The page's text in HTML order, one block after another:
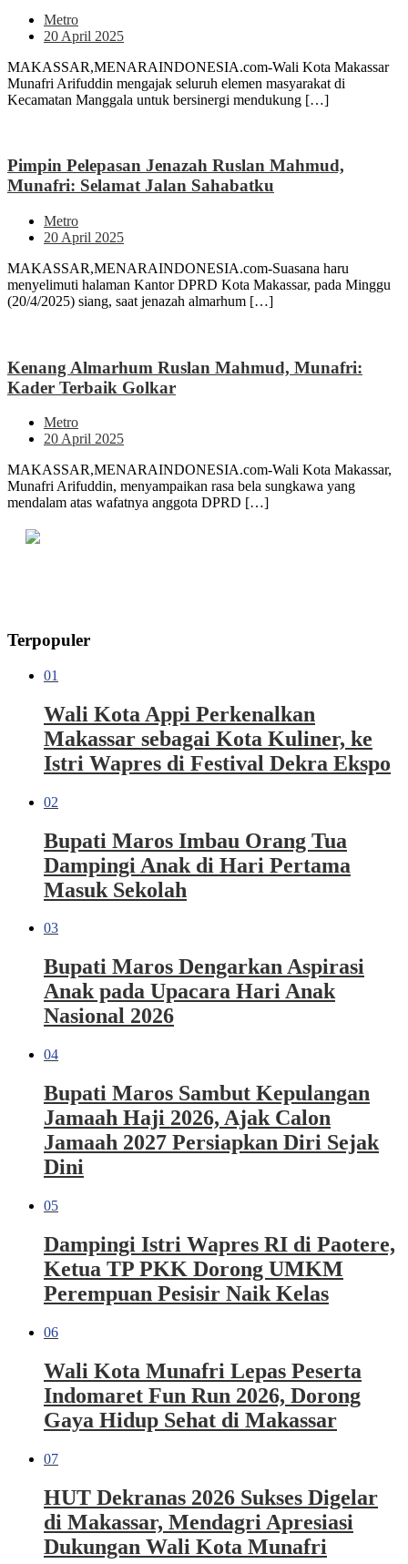
Metro
20 April 2025
MAKASSAR,MENARAINDONESIA.com-Wali Kota Makassar
Munafri Arifuddin mengajak seluruh elemen masyarakat di
Kecamatan Manggala untuk bersinergi mendukung […]
Pimpin Pelepasan Jenazah Ruslan Mahmud,
Munafri: Selamat Jalan Sahabatku
Metro
20 April 2025
MAKASSAR,MENARAINDONESIA.com-Suasana haru
menyelimuti halaman Kantor DPRD Kota Makassar, pada Minggu
(20/4/2025) siang, saat jenazah almarhum […]
Kenang Almarhum Ruslan Mahmud, Munafri:
Kader Terbaik Golkar
Metro
20 April 2025
MAKASSAR,MENARAINDONESIA.com-Wali Kota Makassar,
Munafri Arifuddin, menyampaikan rasa bela sungkawa yang
mendalam atas wafatnya anggota DPRD […]
Terpopuler
01
Wali Kota Appi Perkenalkan
Makassar sebagai Kota Kuliner, ke
Istri Wapres di Festival Dekra Ekspo
02
Bupati Maros Imbau Orang Tua
Dampingi Anak di Hari Pertama
Masuk Sekolah
03
Bupati Maros Dengarkan Aspirasi
Anak pada Upacara Hari Anak
Nasional 2026
04
Bupati Maros Sambut Kepulangan
Jamaah Haji 2026, Ajak Calon
Jamaah 2027 Persiapkan Diri Sejak
Dini
05
Dampingi Istri Wapres RI di Paotere,
Ketua TP PKK Dorong UMKM
Perempuan Pesisir Naik Kelas
06
Wali Kota Munafri Lepas Peserta
Indomaret Fun Run 2026, Dorong
Gaya Hidup Sehat di Makassar
07
HUT Dekranas 2026 Sukses Digelar
di Makassar, Mendagri Apresiasi
Dukungan Wali Kota Munafri